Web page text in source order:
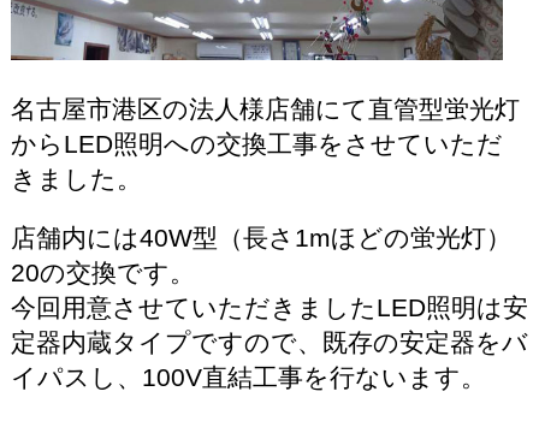
名古屋市港区の法人様店舗にて直管型蛍光灯
からLED照明への交換工事をさせていただ
きました。
店舗内には40W型（長さ1mほどの蛍光灯）
20の交換です。
今回用意させていただきましたLED照明は安
定器内蔵タイプですので、既存の安定器をバ
イパスし、100V直結工事を行ないます。